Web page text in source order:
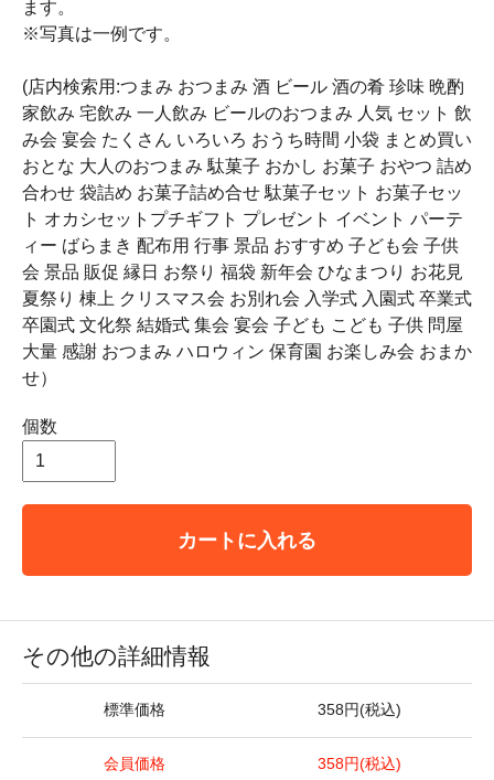
ます。
※写真は一例です。
(店内検索用:つまみ おつまみ 酒 ビール 酒の肴 珍味 晩酌
家飲み 宅飲み 一人飲み ビールのおつまみ 人気 セット 飲
み会 宴会 たくさん いろいろ おうち時間 小袋 まとめ買い
おとな 大人のおつまみ 駄菓子 おかし お菓子 おやつ 詰め
合わせ 袋詰め お菓子詰め合せ 駄菓子セット お菓子セッ
ト オカシセットプチギフト プレゼント イベント パーテ
ィー ばらまき 配布用 行事 景品 おすすめ 子ども会 子供
会 景品 販促 縁日 お祭り 福袋 新年会 ひなまつり お花見
夏祭り 棟上 クリスマス会 お別れ会 入学式 入園式 卒業式
卒園式 文化祭 結婚式 集会 宴会 子ども こども 子供 問屋
大量 感謝 おつまみ ハロウィン 保育園 お楽しみ会 おまか
せ）
個数
カートに入れる
その他の詳細情報
標準価格 358円(税込)
会員価格 358円(税込)